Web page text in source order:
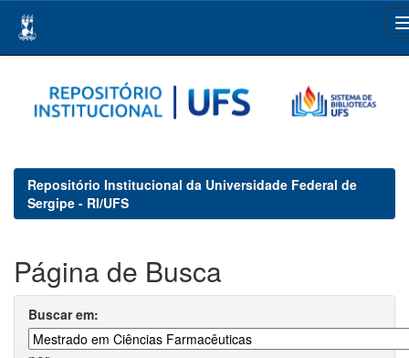
navigation
Repositório Institucional da Universidade Federal de
Sergipe - RI/UFS
Página de Busca
Buscar em: